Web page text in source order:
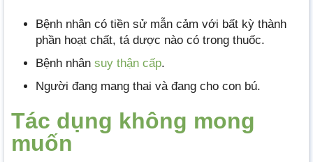
Bệnh nhân có tiền sử mẫn cảm với bất kỳ thành
phần hoạt chất, tá dược nào có trong thuốc.
Bệnh nhân suy thận cấp.
Người đang mang thai và đang cho con bú.
Tác dụng không mong
muốn